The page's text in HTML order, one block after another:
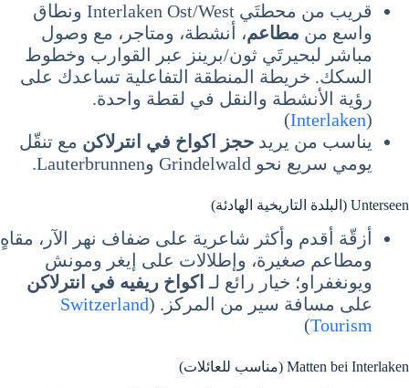
قريب من محطتَي Interlaken Ost/West ونطاق
واسع من مطاعم، أنشطة، ومتاجر، مع وصول
مباشر لبحيرتَي ثون/برينز عبر القوارب وخطوط
السكك. خريطة المنطقة التفاعلية تساعدك على
رؤية الأنشطة والنقل في لقطة واحدة.
(
Interlaken
)
يناسب من يريد حجز اكواخ في انترلاكن مع تنقّل
يومي سريع نحو Grindelwald وLauterbrunnen.
Unterseen (البلدة التاريخية الهادئة)
أزقّة أقدم وأكثر شاعرية على ضفاف نهر الآر، مقاهٍ
ومطاعم صغيرة، وإطلالات على إيغر ومونش
ويونغفراو؛ خيار رائع لـ اكواخ ريفيه في انترلاكن
على مسافة سير من المركز. (Switzerland
Tourism
)
Matten bei Interlaken (مناسب للعائلات)